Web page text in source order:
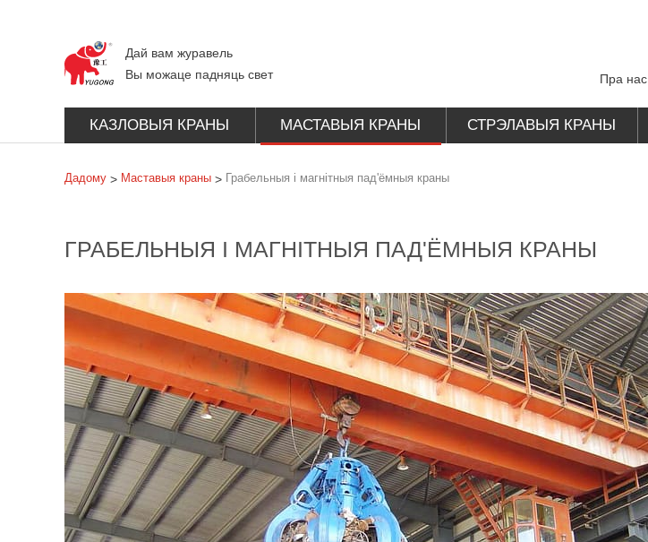
Дай вам журавель
Вы можаце падняць свет
Пра нас
КАЗЛОВЫЯ КРАНЫ МАСТАВЫЯ КРАНЫ СТРЭЛАВЫЯ КРАНЫ
Дадому > Маставыя краны > Грабельныя і магнітныя пад'ёмныя краны
ГРАБЕЛЬНЫЯ І МАГНІТНЫЯ ПАД'ЁМНЫЯ КРАНЫ